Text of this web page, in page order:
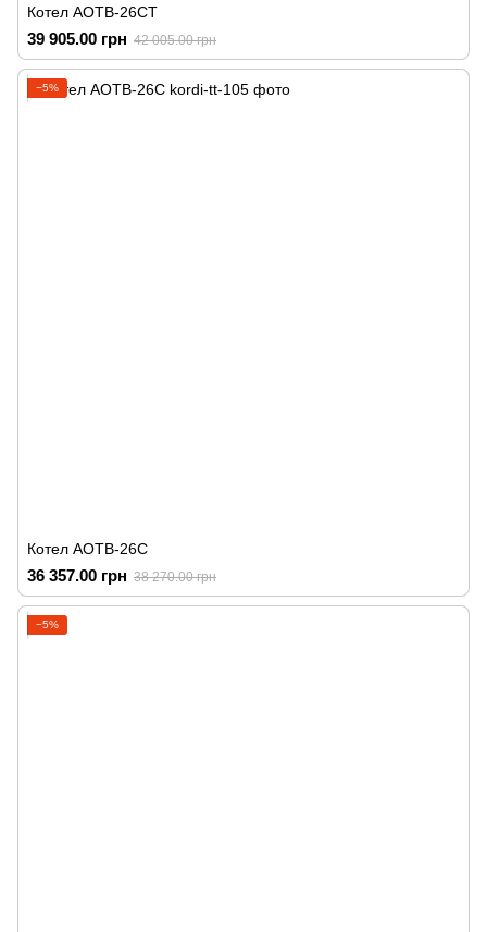
Котел АОТВ-26СТ
39 905.00 грн 42 005.00 грн
−5%
Котел АОТВ-26С
36 357.00 грн 38 270.00 грн
−5%